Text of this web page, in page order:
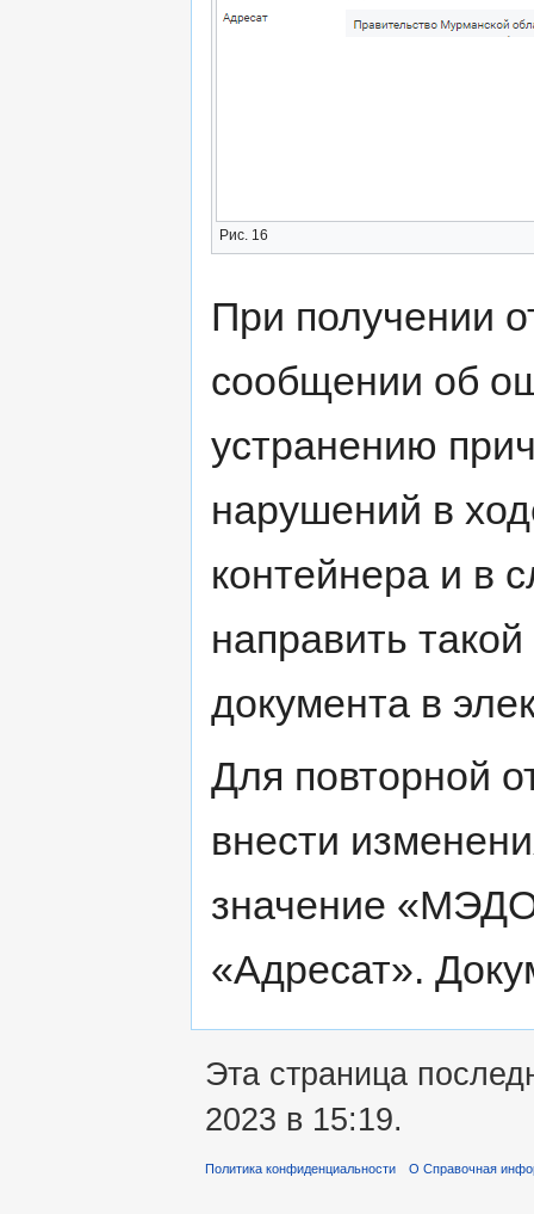
Рис. 16
При получении
сообщении об
устранению
нарушений в
контейнера и в
направить
документа в
Для повторной
внести
значение
«Адресат».
Эта страница
2023 в 15:19.
Политика конфиденциальности О Справочная